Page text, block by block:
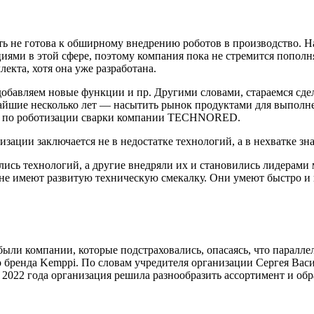
готова к обширному внедрению роботов в производство.
в этой сфере, поэтому компания пока не стремится
хотя она уже разработана.
новые функции и пр. Другими словами, стараемся
несколько лет — насытить рынок продуктами для
роботизации сварки компании TECHNORED.
заключается не в недостатке технологий, а в нехватке
технологий, а другие внедряли их и становились
имеют развитую техническую смекалку. Они умеют быстро и
компании, которые подстраховались, опасаясь, что
Kemppi. По словам учредителя организации Сергея
года организация решила разнообразить ассортимент и